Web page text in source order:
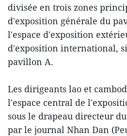
divisée en trois zones
d'exposition générale du
l'espace d'exposition
d'exposition international,
pavillon A.
Les dirigeants lao et
l'espace central de
sous le drapeau directeur
par le journal Nhan Dan